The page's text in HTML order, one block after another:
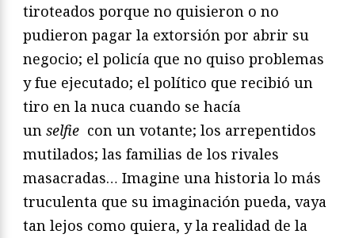
tiroteados porque no quisieron o no
pudieron pagar la extorsión por abrir su
negocio; el policía que no quiso problemas
y fue ejecutado; el político que recibió un
tiro en la nuca cuando se hacía
un selfie con un votante; los arrepentidos
mutilados; las familias de los rivales
masacradas… Imagine una historia lo más
truculenta que su imaginación pueda, vaya
tan lejos como quiera, y la realidad de la